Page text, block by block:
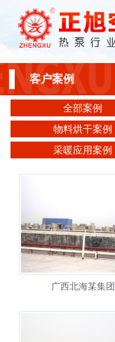
客户案例
全部案例
物料烘干案例
采暖应用案例
广西北海某集团